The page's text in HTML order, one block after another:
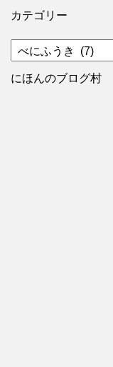
カテゴリー
テ
ゴ
にほんのブログ村